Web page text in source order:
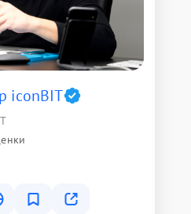
iconBIT